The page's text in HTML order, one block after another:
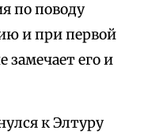
по поводу
и при первой
замечает его и
к Элтуру